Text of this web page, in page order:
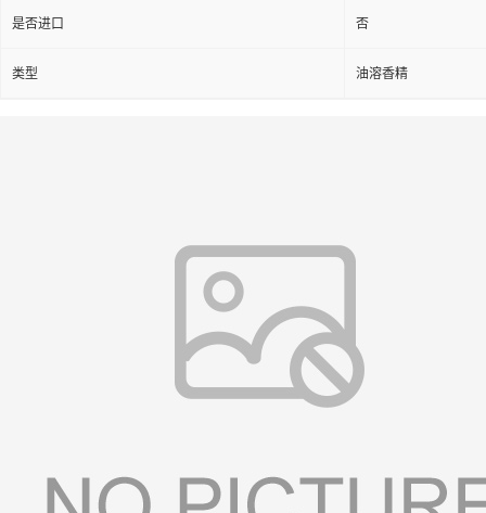
是否进口 否
类型 油溶香精